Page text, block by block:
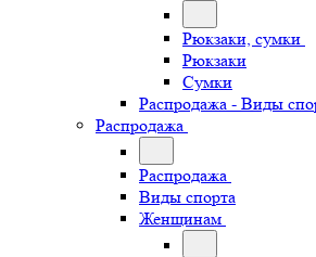
Рюкзаки, сумки
Рюкзаки
Сумки
Распродажа - Виды
Распродажа
Распродажа
Виды спорта
Женщинам